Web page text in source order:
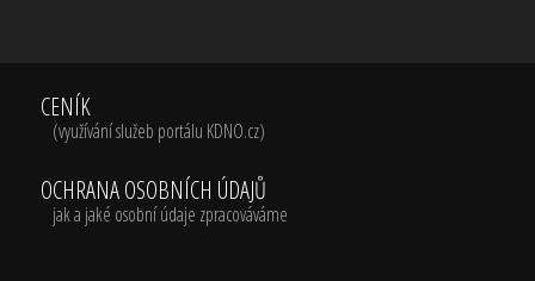
CENÍK
(využívání služeb portálu KDNO.cz)
OCHRANA OSOBNÍCH ÚDAJŮ
jak a jaké osobní údaje zpracováváme